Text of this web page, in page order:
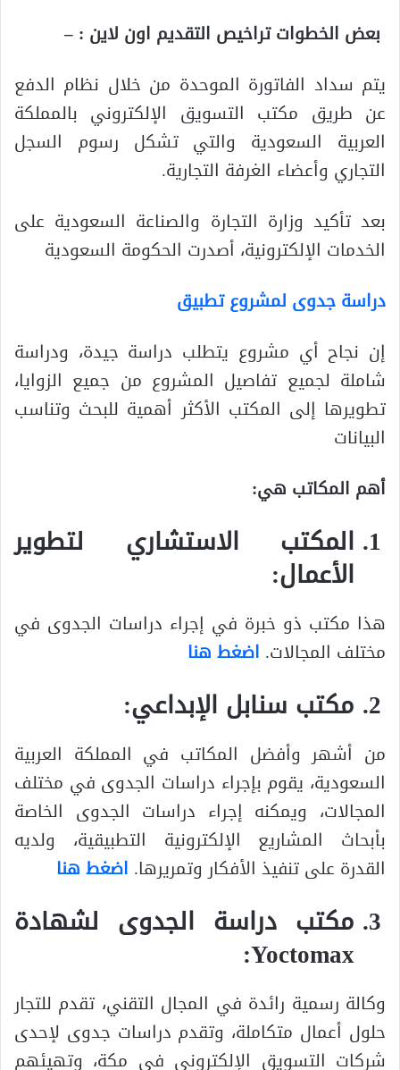
بعض الخطوات تراخيص التقديم اون لاين : –
يتم سداد الفاتورة الموحدة من خلال نظام الدفع
عن طريق مكتب التسويق الإلكتروني بالمملكة
العربية السعودية والتي تشكل رسوم السجل
التجاري وأعضاء الغرفة التجارية.
بعد تأكيد وزارة التجارة والصناعة السعودية على
الخدمات الإلكترونية، أصدرت الحكومة السعودية
دراسة جدوى لمشروع تطبيق
إن نجاح أي مشروع يتطلب دراسة جيدة، ودراسة
شاملة لجميع تفاصيل المشروع من جميع الزوايا،
تطويرها إلى المكتب الأكثر أهمية للبحث وتناسب
البيانات
أهم المكاتب هي:
المكتب الاستشاري لتطوير
الأعمال:
هذا مكتب ذو خبرة في إجراء دراسات الجدوى في
مختلف المجالات. اضغط هنا
مكتب سنابل الإبداعي:
من أشهر وأفضل المكاتب في المملكة العربية
السعودية، يقوم بإجراء دراسات الجدوى في مختلف
المجالات، ويمكنه إجراء دراسات الجدوى الخاصة
بأبحاث المشاريع الإلكترونية التطبيقية، ولديه
القدرة على تنفيذ الأفكار وتمريرها. اضغط هنا
مكتب دراسة الجدوى لشهادة
Yoctomax:
وكالة رسمية رائدة في المجال التقني، تقدم للتجار
حلول أعمال متكاملة، وتقدم دراسات جدوى لإحدى
شركات التسويق الإلكتروني في مكة، وتهيئهم